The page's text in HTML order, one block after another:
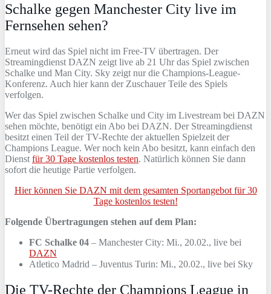
Schalke gegen Manchester City live im
Fernsehen sehen?
Erneut wird das Spiel nicht im Free-TV übertragen. Der
Streamingdienst DAZN zeigt live ab 21 Uhr das Spiel zwischen
Schalke und Man City. Sky zeigt nur die Champions-League-
Konferenz. Auch hier kann der Zuschauer Teile des Spiels
verfolgen.
Wer das Spiel zwischen Schalke und City im Livestream bei DAZN
sehen möchte, benötigt ein Abo bei DAZN. Der Streamingdienst
besitzt einen Teil der TV-Rechte der aktuellen Spielzeit der
Champions League. Wer noch kein Abo besitzt, kann einfach den
Dienst für 30 Tage kostenlos testen. Natürlich können Sie dann
sofort die heutige Partie verfolgen.
Hier können Sie DAZN mit dem gesamten Sportangebot für 30
Tage kostenlos testen!
Folgende Übertragungen stehen auf dem Plan:
FC Schalke 04 – Manchester City: Mi., 20.02., live bei
DAZN
Atletico Madrid – Juventus Turin: Mi., 20.02., live bei Sky
Die TV-Rechte der Champions League in